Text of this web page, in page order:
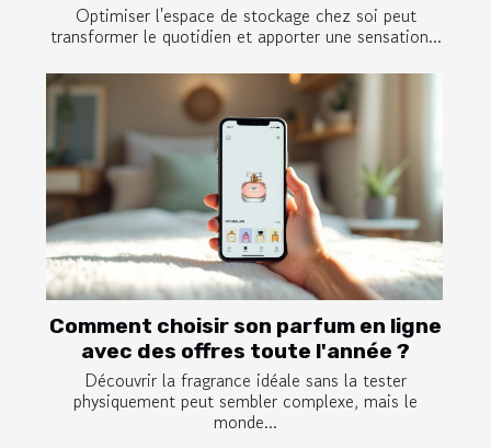
Optimiser l'espace de stockage chez soi peut
transformer le quotidien et apporter une sensation...
Comment choisir son parfum en ligne
avec des offres toute l'année ?
Découvrir la fragrance idéale sans la tester
physiquement peut sembler complexe, mais le
monde...